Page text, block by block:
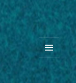
MENU
ET
WIDGETS